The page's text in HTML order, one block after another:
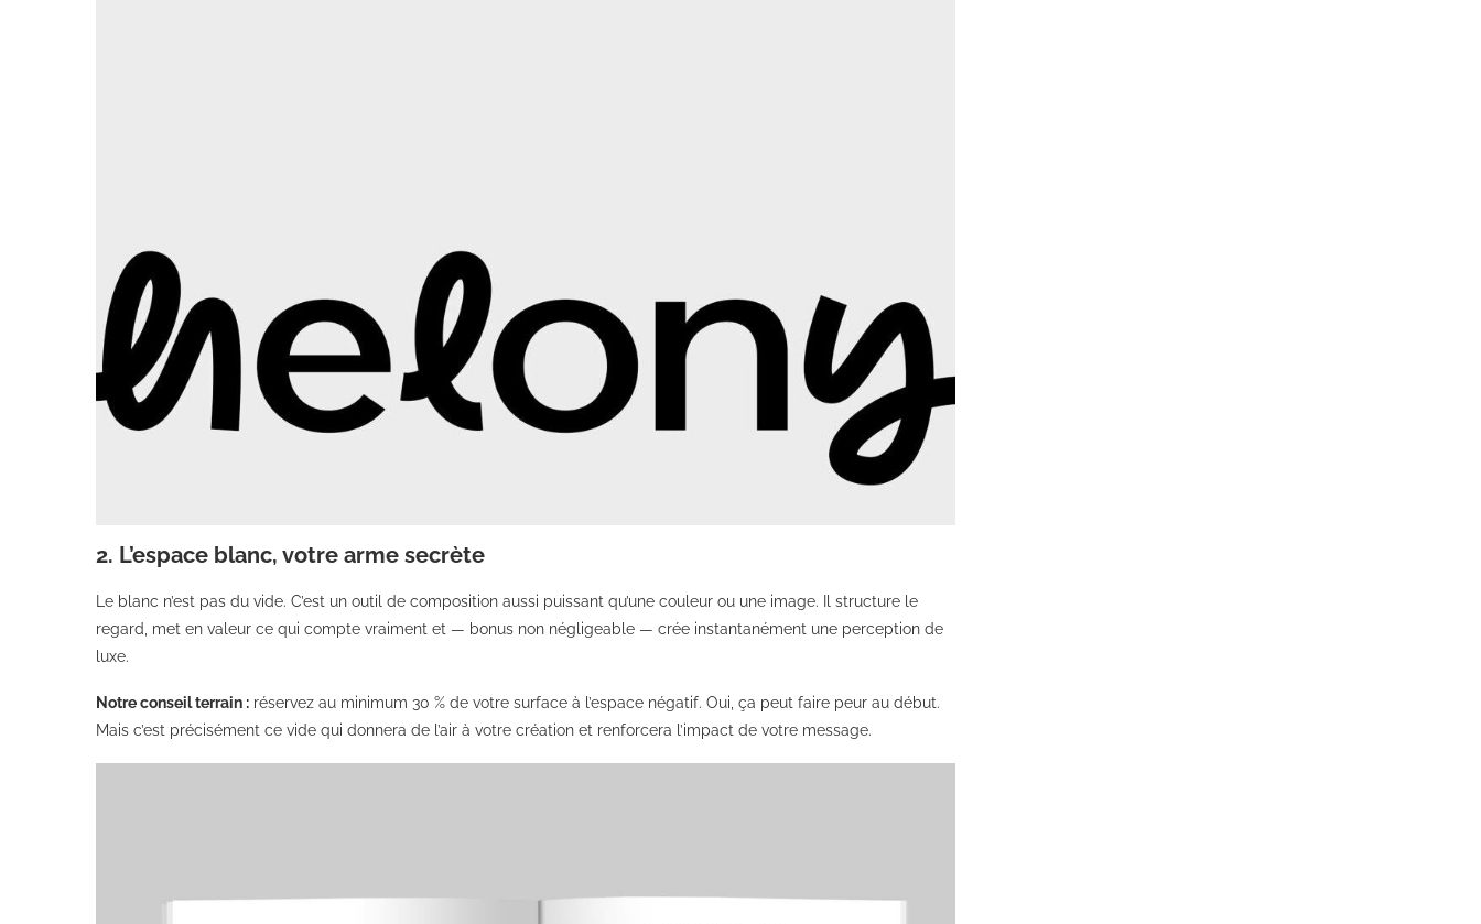
2. L’espace blanc, votre arme secrète
Le blanc n’est pas du vide. C’est un outil de composition aussi puissant qu’une couleur ou une image. Il structure le
regard, met en valeur ce qui compte vraiment et — bonus non négligeable — crée instantanément une perception de
luxe.
Notre conseil terrain : réservez au minimum 30 % de votre surface à l’espace négatif. Oui, ça peut faire peur au début.
Mais c’est précisément ce vide qui donnera de l’air à votre création et renforcera l’impact de votre message.